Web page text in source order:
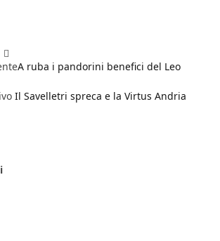
Email
A ruba i pandorini benefici del Leo
Il Savelletri spreca e la Virtus Andria